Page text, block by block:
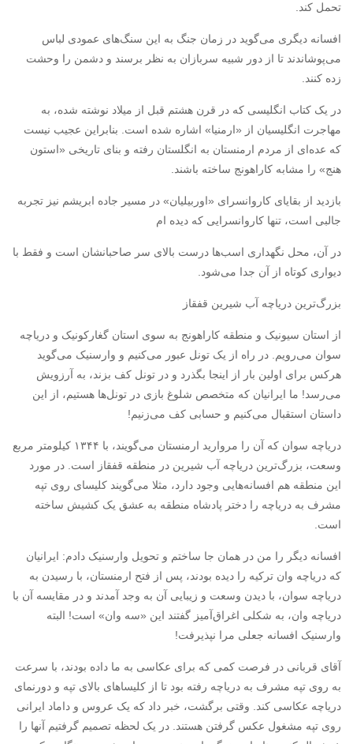
تحمل کند.
افسانه دیگری می‌گوید در زمان جنگ به این سنگ‌های عمودی لباس
می‌پوشاندند تا از دور شبیه سربازان به نظر برسند و دشمن را وحشت
زده کنند.
در یک کتاب انگلیسی که در قرن هشتم قبل از میلاد نوشته شده، به
مهاجرت انگلیسیان از «ارمنیا» اشاره شده است. بنابراین عجیب نیست
که عده‌ای از مردم ارمنستان به انگلستان رفته و بنای تاریخی «استون
هنج» را مشابه کاراهونج ساخته باشند.‏
بازدید از بقایای کاروانسرای «اوربیلیان» در مسیر جاده ابریشم نیز تجربه
جالبی است، تنها کاروانسرایی که دیده ام
در آن، محل نگهداری اسب‌ها درست بالای سر صاحبانشان است و فقط با
دیواری کوتاه از آن جدا می‌شود.
بزرگ‌ترین دریاچه آب شیرین قفقاز
از استان سیونیک و منطقه کاراهونج به سوی استان گغارکونیک و دریاچه
سوان می‌رویم. در راه از یک تونل عبور می‌کنیم و وارسنیک می‌گوید
هرکس برای اولین بار از اینجا بگذرد و در تونل کف بزند، به آرزویش
می‌رسد! ما ایرانیان که متخصص شلوغ بازی در تونل‌ها هستیم، از این
داستان استقبال می‌کنیم و حسابی کف می‌زنیم!‏
دریاچه سوان که آن را مروارید ارمنستان می‌گویند، با ۱۳۴۴ کیلومتر مربع
وسعت، بزرگ‌ترین دریاچه آب شیرین در منطقه قفقاز است. در مورد
این منطقه هم افسانه‌هایی وجود دارد، مثلا می‌گویند کلیسای روی تپه
مشرف به دریاچه را دختر پادشاه منطقه به عشق یک کشیش ساخته
است.
افسانه دیگر را من در همان جا ساختم و تحویل وارسنیک دادم: ایرانیان
که دریاچه وان ترکیه را دیده بودند، پس از فتح ارمنستان، با رسیدن به
دریاچه سوان، با دیدن وسعت و زیبایی آن به وجد آمدند و در مقایسه آن با
دریاچه وان، به شکلی اغراق‌آمیز گفتند این «سه وان» است! البته
وارسنیک افسانه جعلی مرا نپذیرفت!
آقای قربانی در فرصت کمی که برای عکاسی به ما داده بودند، با سرعت
به روی تپه مشرف به دریاچه رفته بود تا از کلیساهای بالای تپه و دورنمای
دریاچه عکاسی کند. وقتی برگشت، خبر داد که یک عروس و داماد ایرانی
روی تپه مشغول عکس گرفتن هستند. در یک لحظه تصمیم گرفتیم آنها را